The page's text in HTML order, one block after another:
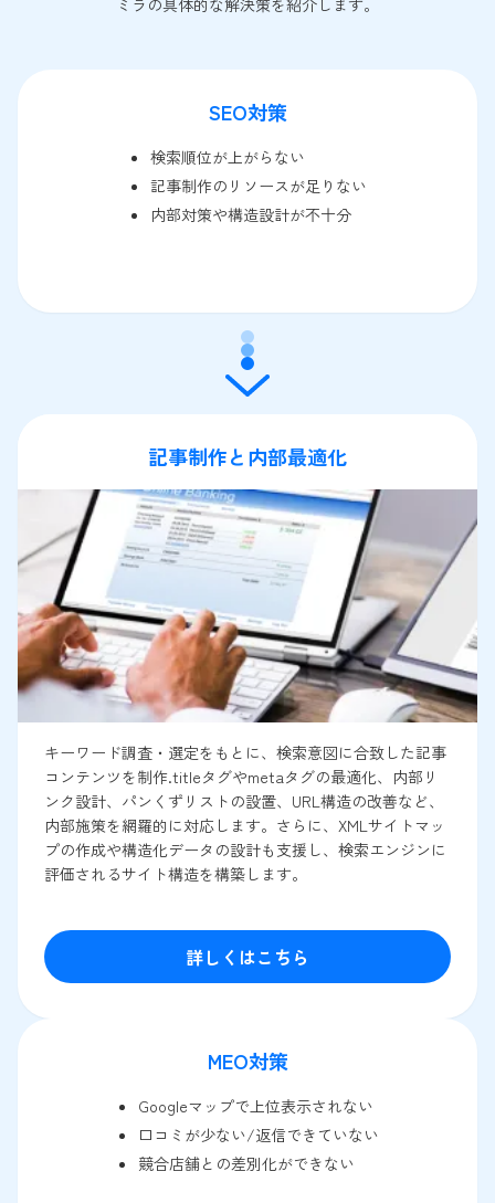
ミラの具体的な解決策を紹介します。
SEO対策
検索順位が上がらない
記事制作のリソースが足りない
内部対策や構造設計が不十分
記事制作と内部最適化
キーワード調査・選定をもとに、検索意図に合致した記事
コンテンツを制作.titleタグやmetaタグの最適化、内部リ
ンク設計、パンくずリストの設置、URL構造の改善など、
内部施策を網羅的に対応します。さらに、XMLサイトマッ
プの作成や構造化データの設計も支援し、検索エンジンに
評価されるサイト構造を構築します。
詳しくはこちら
MEO対策
Googleマップで上位表示されない
口コミが少ない/返信できていない
競合店舗との差別化ができない